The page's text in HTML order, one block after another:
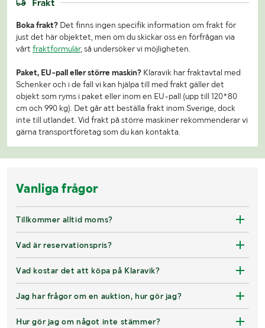
Frakt
Boka frakt? Det finns ingen specifik information om frakt för
just det här objektet, men om du skickar oss en förfrågan via
vårt fraktformulär, så undersöker vi möjligheten.
Paket, EU-pall eller större maskin? Klaravik har fraktavtal med
Schenker och i de fall vi kan hjälpa till med frakt gäller det
objekt som ryms i paket eller inom en EU-pall (upp till 120*80
cm och 990 kg). Det går att beställa frakt inom Sverige, dock
inte till utlandet. Vid frakt på större maskiner rekommenderar vi
gärna transportföretag som du kan kontakta.
Vanliga frågor
Tillkommer alltid moms?
Vad är reservationspris?
Vad kostar det att köpa på Klaravik?
Jag har frågor om en auktion, hur gör jag?
Hur gör jag om något inte stämmer?